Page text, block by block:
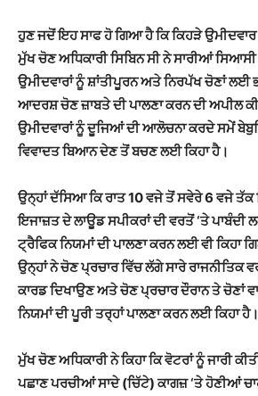
ਹੁਣ ਜਦੋਂ ਇਹ ਸਾਫ ਹੋ ਗਿਆ ਹੈ ਕਿ ਕਿਹੜੇ ਉਮੀਦਵਾਰ
ਮੁੱਖ ਚੋਣ ਅਧਿਕਾਰੀ ਸਿਬਿਨ ਸੀ ਨੇ ਸਾਰੀਆਂ
ਉਮੀਦਵਾਰਾਂ ਨੂੰ ਸ਼ਾਂਤੀਪੂਰਨ ਅਤੇ ਨਿਰਪੱਖ ਚੋਣਾਂ ਲਈ
ਆਦਰਸ਼ ਚੋਣ ਜ਼ਾਬਤੇ ਦੀ ਪਾਲਣਾ ਕਰਨ ਦੀ ਅਪੀਲ
ਉਮੀਦਵਾਰਾਂ ਨੂੰ ਦੂਜਿਆਂ ਦੀ ਆਲੋਚਨਾ ਕਰਦੇ ਸਮੇਂ
ਵਿਵਾਦਤ ਬਿਆਨ ਦੇਣ ਤੋਂ ਬਚਣ ਲਈ ਕਿਹਾ ਹੈ।
ਉਨ੍ਹਾਂ ਦੱਸਿਆ ਕਿ ਰਾਤ 10 ਵਜੇ ਤੋਂ ਸਵੇਰੇ 6 ਵਜੇ ਤੱਕ
ਇਜਾਜ਼ਤ ਦੇ ਲਾਊਡ ਸਪੀਕਰਾਂ ਦੀ ਵਰਤੋਂ ‘ਤੇ
ਟ੍ਰੈਫਿਕ ਨਿਯਮਾਂ ਦੀ ਪਾਲਣਾ ਕਰਨ ਲਈ ਵੀ ਕਿਹਾ
ਉਨ੍ਹਾਂ ਨੇ ਚੋਣ ਪ੍ਰਚਾਰ ਵਿੱਚ ਲੱਗੇ ਸਾਰੇ ਰਾਜਨੀਤਿਕ
ਕਾਰਡ ਦਿਖਾਉਣ ਅਤੇ ਚੋਣ ਪ੍ਰਚਾਰ ਦੌਰਾਨ ਤੇ ਚੋਣਾਂ
ਨਿਯਮਾਂ ਦੀ ਪੂਰੀ ਤਰ੍ਹਾਂ ਪਾਲਣਾ ਕਰਨ ਲਈ ਕਿਹਾ ਹੈ।
ਮੁੱਖ ਚੋਣ ਅਧਿਕਾਰੀ ਨੇ ਕਿਹਾ ਕਿ ਵੋਟਰਾਂ ਨੂੰ ਜਾਰੀ
ਪਛਾਣ ਪਰਚੀਆਂ ਸਾਦੇ (ਚਿੱਟੇ) ਕਾਗਜ਼ ‘ਤੇ ਹੋਣੀਆਂ